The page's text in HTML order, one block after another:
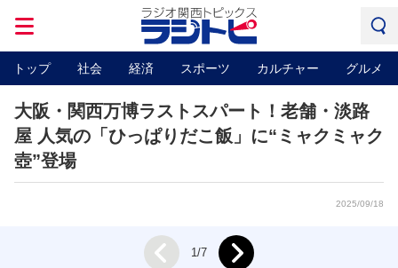
トップ 社会 経済 スポーツ カルチャー グルメ
大阪・関西万博ラストスパート！老舗・淡路
屋 人気の「ひっぱりだこ飯」に“ミャクミャク
壺”登場
2025/09/18
Prev 1/7 Next